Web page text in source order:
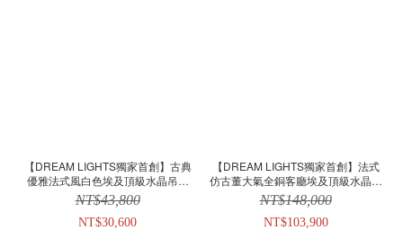
【DREAM LIGHTS獨家首創】古典
優雅法式風白色埃及頂級水晶吊燈
Alice 7001WS-8 / BRS-8|現代風|簡
約設計|客製化流行水晶燈飾
NT$43,800
NT$30,600
【DREAM LIGHTS獨家首創】法式
仿古董大氣全銅客廳埃及頂級水晶吊
燈 Cecil 1046-12|現代風|簡約設計|
客製化流行水晶燈飾
NT$148,000
NT$103,900